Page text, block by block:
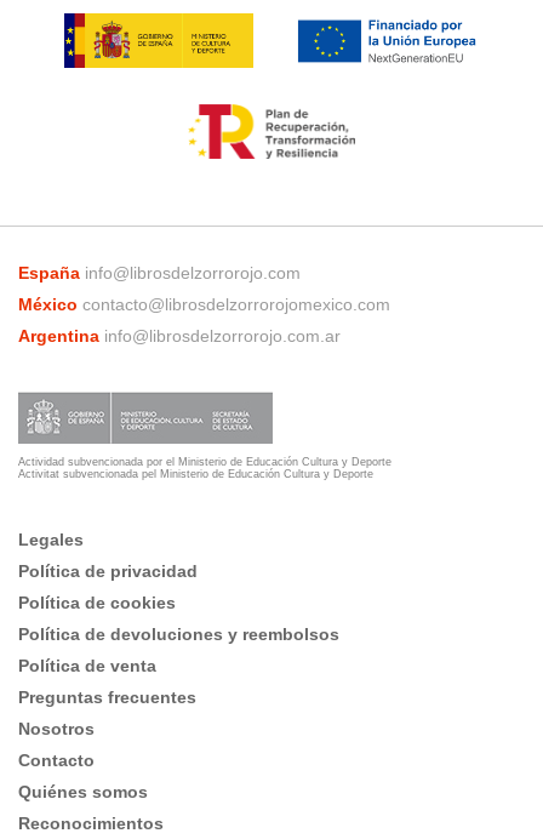
España info@librosdelzorrorojo.com
México contacto@librosdelzorrorojomexico.com
Argentina info@librosdelzorrorojo.com.ar
Actividad subvencionada por el Ministerio de Educación Cultura y Deporte
Activitat subvencionada pel Ministerio de Educación Cultura y Deporte
Legales
Política de privacidad
Política de cookies
Política de devoluciones y reembolsos
Política de venta
Preguntas frecuentes
Nosotros
Contacto
Quiénes somos
Reconocimientos